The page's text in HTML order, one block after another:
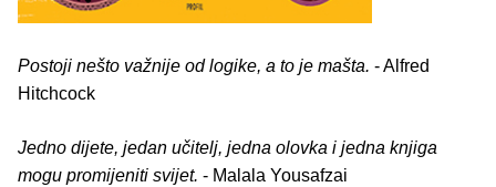
Postoji nešto važnije od logike, a to je mašta. - Alfred
Hitchcock
Jedno dijete, jedan učitelj, jedna olovka i jedna knjiga
mogu promijeniti svijet. - Malala Yousafzai